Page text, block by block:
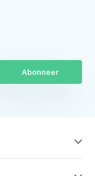
Abonneer